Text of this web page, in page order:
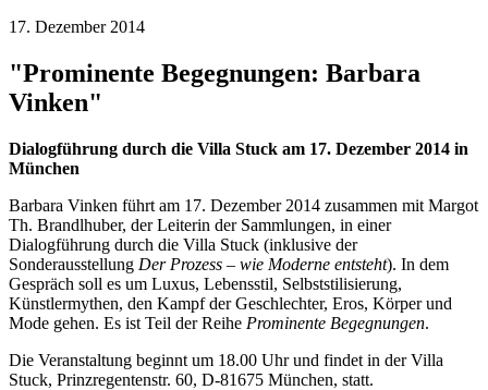
17. Dezember 2014
"Prominente Begegnungen: Barbara
Vinken"
Dialogführung durch die Villa Stuck am 17. Dezember 2014 in
München
Barbara Vinken führt am 17. Dezember 2014 zusammen mit Margot
Th. Brandlhuber, der Leiterin der Sammlungen, in einer
Dialogführung durch die Villa Stuck (inklusive der
Sonderausstellung Der Prozess – wie Moderne entsteht). In dem
Gespräch soll es um Luxus, Lebensstil, Selbststilisierung,
Künstlermythen, den Kampf der Geschlechter, Eros, Körper und
Mode gehen. Es ist Teil der Reihe Prominente Begegnungen.
Die Veranstaltung beginnt um 18.00 Uhr und findet in der Villa
Stuck, Prinzregentenstr. 60, D-81675 München, statt.